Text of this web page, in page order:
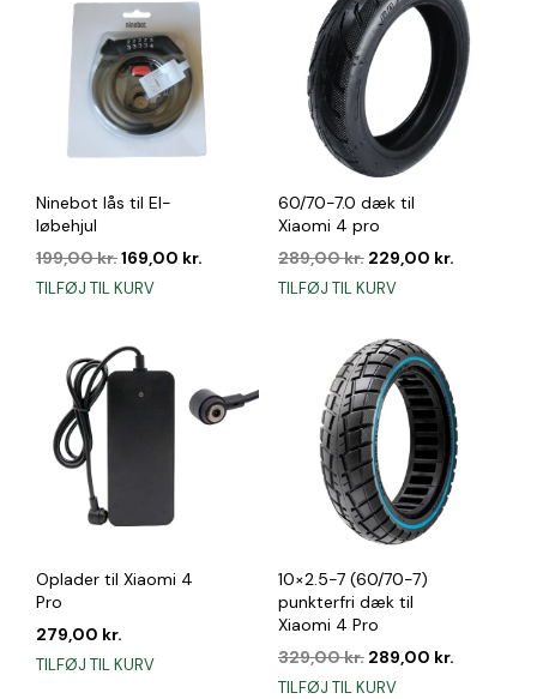
varianter.
Mulighederne
kan
vælges
på
Ninebot lås til El-
løbehjul
199,00kr.Den
oprindelige
199,00 kr..
169,00 kr.
TILFØJ TIL KURV
60/70-7.0 dæk til
Xiaomi 4 pro
289,00kr. Den
oprindelige
289,00 kr..
229,00 kr.Den
TILFØJ TIL KURV
Oplader til Xiaomi 4
Pro
279,00 kr.
TILFØJ TIL KURV
10×2.5-7 (60/70-7)
punkterfri dæk til
Xiaomi 4 Pro
329,00kr. Den
oprindelige
289,00 kr.Den
TILFØJ TIL KURV